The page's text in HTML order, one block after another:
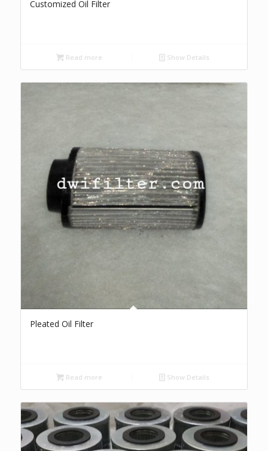
Customized Oil Filter
Read more Show Details
Pleated Oil Filter
Read more Show Details